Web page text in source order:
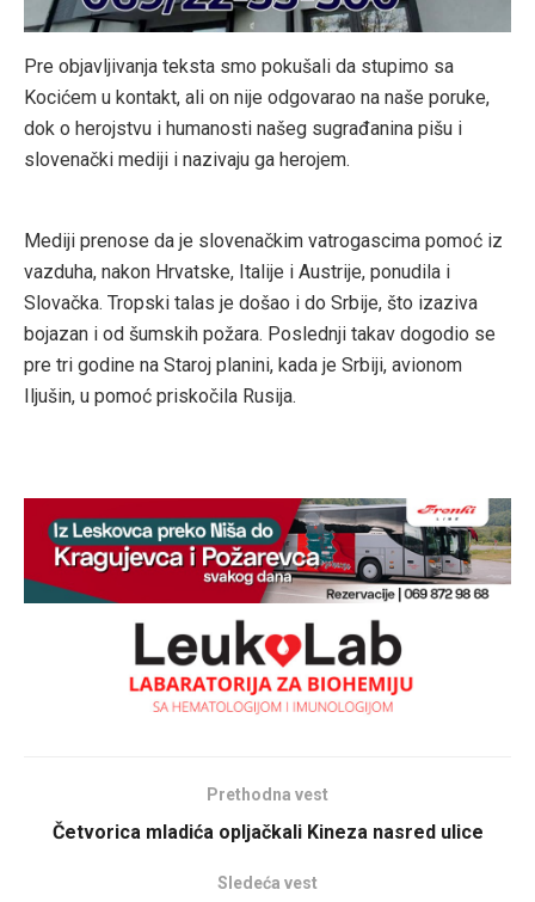
Pre objavljivanja teksta smo pokušali da stupimo sa
Kocićem u kontakt, ali on nije odgovarao na naše poruke,
dok o herojstvu i humanosti našeg sugrađanina pišu i
slovenački mediji i nazivaju ga herojem.
Mediji prenose da je slovenačkim vatrogascima pomoć iz
vazduha, nakon Hrvatske, Italije i Austrije, ponudila i
Slovačka. Tropski talas je došao i do Srbije, što izaziva
bojazan i od šumskih požara. Poslednji takav dogodio se
pre tri godine na Staroj planini, kada je Srbiji, avionom
Iljušin, u pomoć priskočila Rusija.
Prethodna vest
Četvorica mladića opljačkali Kineza nasred ulice
Sledeća vest